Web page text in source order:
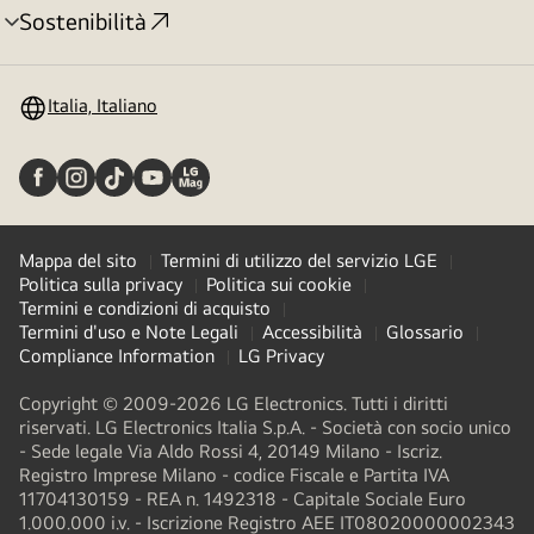
Sostenibilità
Attivazione
Italia, Italiano
Mappa del sito
Termini di utilizzo del servizio LGE
Politica sulla privacy
Politica sui cookie
Termini e condizioni di acquisto
Termini d'uso e Note Legali
Accessibilità
Glossario
Compliance Information
LG Privacy
Copyright © 2009-2026 LG Electronics. Tutti i diritti
riservati. LG Electronics Italia S.p.A. - Società con socio unico
- Sede legale Via Aldo Rossi 4, 20149 Milano - Iscriz.
Registro Imprese Milano - codice Fiscale e Partita IVA
11704130159 - REA n. 1492318 - Capitale Sociale Euro
1.000.000 i.v. - Iscrizione Registro AEE IT08020000002343​